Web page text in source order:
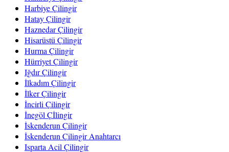
Harbiye Çilingir
Hatay Çilingir
Haznedar Çilingir
Hisarüstü Çilingir
Hurma Çilingir
Hürriyet Çilingir
Iğdır Çilingir
İlkadım Çilingir
İlker Çilingir
İncirli Çilingir
İnegöl Çİlingir
İskenderun Çilingir
İskenderun Çilingir Anahtarcı
Isparta Acil Çilingir